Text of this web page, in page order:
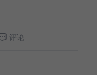
评论